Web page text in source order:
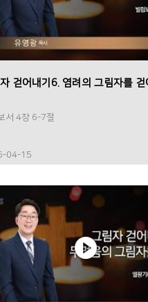
걷어내기6. 염려의 그림자를 걷
서 4장 6-7절
04-15